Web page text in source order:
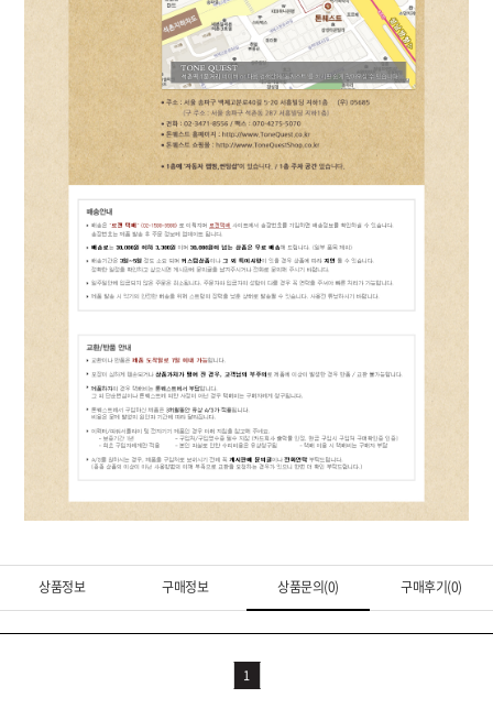
상품정보 구매정보 상품문의(0) 구매후기(0)
1